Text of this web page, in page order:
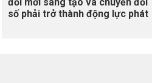
đổi mới sáng tạo và chuyển đổi
số phải trở thành động lực phát